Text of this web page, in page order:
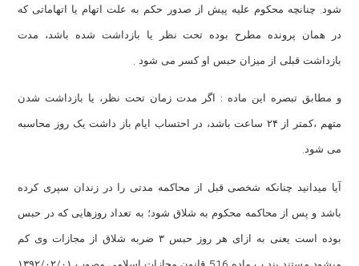
شود. چنانچه محکوم علیه پیش از صدور حکم به علت اتهام یا اتهاماتی که
در همان پرونده مطرح بوده تحت نظر یا بازداشت شده باشد، مدت
بازداشت قبلی از میزان حبس او کسر می شود .
و مطابق تبصره این ماده : اگر مدت زمان تحت نظر، یا بازداشت شدن
متهم ،کمتر از ۲۴ ساعت باشد، در احتساب ایام باز داشت یک روز محاسبه
می شود.
آیا میدانید چنانکه شخصی قبل از محاکمه مدتی را در زندان سپری کرده
باشد و پس از محاکمه محکوم به شلاق شود؛ به تعداد روزهایی که در حبس
بوده است یعنی به ازای هر روز حبس ۳ ضربه شلاق از مجازات وی کم